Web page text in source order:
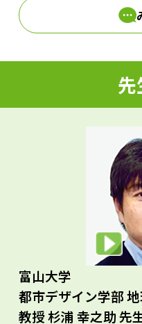
先
富山大学
都市デザイン学部
教授 杉浦 幸之助 先